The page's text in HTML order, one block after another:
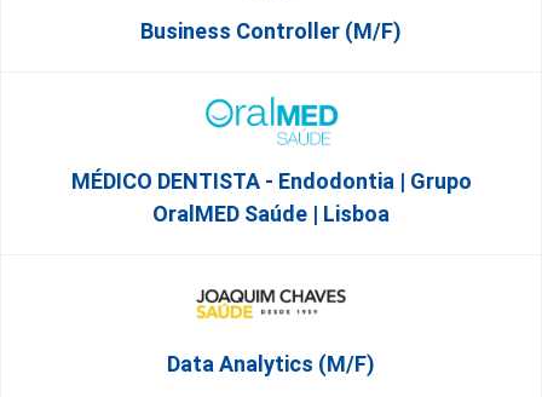
Business Controller (m/f)
MÉDICO DENTISTA - Endodontia | Grupo
OralMED Saúde | Lisboa
Data Analytics (M/F)